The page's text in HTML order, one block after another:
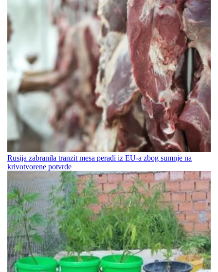
Rusija zabranila tranzit mesa peradi iz EU-a zbog sumnje na
krivotvorene potvrde